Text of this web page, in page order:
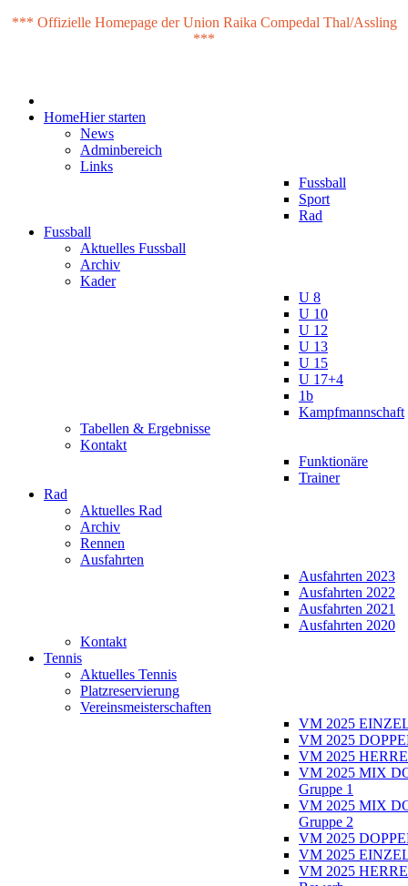
*** Offizielle Homepage der Union Raika Compedal Thal/Assling
***
HomeHier starten
News
Adminbereich
Links
Fussball
Sport
Rad
Fussball
Aktuelles Fussball
Archiv
Kader
U 8
U 10
U 12
U 13
U 15
U 17+4
1b
Kampfmannschaft
Tabellen & Ergebnisse
Kontakt
Funktionäre
Trainer
Rad
Aktuelles Rad
Archiv
Rennen
Ausfahrten
Ausfahrten 2023
Ausfahrten 2022
Ausfahrten 2021
Ausfahrten 2020
Kontakt
Tennis
Aktuelles Tennis
Platzreservierung
Vereinsmeisterschaften
VM 2025
VM 2025
VM 2025
VM 2025 MIX
Gruppe 1
VM 2025 MIX
Gruppe 2
VM 2025
VM 2025
VM 2025